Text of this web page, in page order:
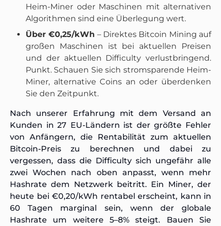
Heim-Miner oder Maschinen mit alternativen
Algorithmen sind eine Überlegung wert.
Über €0,25/kWh – Direktes Bitcoin Mining auf
großen Maschinen ist bei aktuellen Preisen
und der aktuellen Difficulty verlustbringend.
Punkt. Schauen Sie sich stromsparende Heim-
Miner, alternative Coins an oder überdenken
Sie den Zeitpunkt.
Nach unserer Erfahrung mit dem Versand an
Kunden in 27 EU-Ländern ist der größte Fehler
von Anfängern, die Rentabilität zum aktuellen
Bitcoin-Preis zu berechnen und dabei zu
vergessen, dass die Difficulty sich ungefähr alle
zwei Wochen nach oben anpasst, wenn mehr
Hashrate dem Netzwerk beitritt. Ein Miner, der
heute bei €0,20/kWh rentabel erscheint, kann in
60 Tagen marginal sein, wenn der globale
Hashrate um weitere 5–8% steigt. Bauen Sie